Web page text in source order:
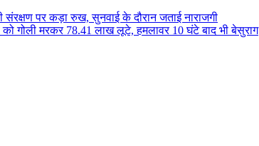
संरक्षण पर कड़ा रुख, सुनवाई के दौरान जताई नाराजगी
को गोली मरकर 78.41 लाख लूटे, हमलावर 10 घंटे बाद भी बेसुराग